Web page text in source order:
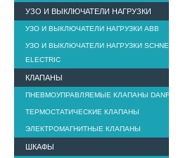
УЗО И ВЫКЛЮЧАТЕЛИ НАГРУЗКИ
УЗО И ВЫКЛЮЧАТЕЛИ НАГРУЗКИ ABB
УЗО И ВЫКЛЮЧАТЕЛИ НАГРУЗКИ SCHNEIDER
ELECTRIC
КЛАПАНЫ
ПНЕВМОУПРАВЛЯЕМЫЕ КЛАПАНЫ DANFOSS
ТЕРМОСТАТИЧЕСКИЕ КЛАПАНЫ
ЭЛЕКТРОМАГНИТНЫЕ КЛАПАНЫ
ШКАФЫ